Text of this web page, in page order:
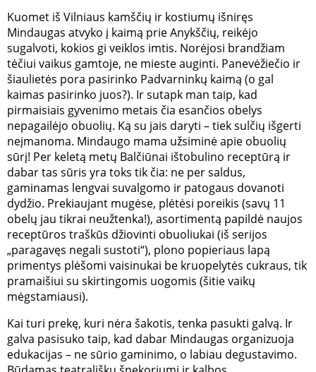
Kuomet iš Vilniaus kamščių ir kostiumų išniręs
Mindaugas atvyko į kaimą prie Anykščių, reikėjo
sugalvoti, kokios gi veiklos imtis. Norėjosi brandžiam
tėčiui vaikus gamtoje, ne mieste auginti. Panevėžiečio ir
šiaulietės pora pasirinko Padvarninkų kaimą (o gal
kaimas pasirinko juos?). Ir sutapk man taip, kad
pirmaisiais gyvenimo metais čia esančios obelys
nepagailėjo obuolių. Ką su jais daryti – tiek sulčių išgerti
neįmanoma. Mindaugo mama užsiminė apie obuolių
sūrį! Per keletą metų Balčiūnai ištobulino receptūrą ir
dabar tas sūris yra toks tik čia: ne per saldus,
gaminamas lengvai suvalgomo ir patogaus dovanoti
dydžio. Prekiaujant mugėse, plėtėsi poreikis (savų 11
obelų jau tikrai neužtenka!), asortimentą papildė naujos
receptūros traškūs džiovinti obuoliukai (iš serijos
„paragavęs negali sustoti“), plono popieriaus lapą
primentys plėšomi vaisinukai be kruopelytės cukraus, tik
pramaišiui su skirtingomis uogomis (šitie vaikų
mėgstamiausi).
Kai turi prekę, kuri nėra šakotis, tenka pasukti galvą. Ir
galva pasisuko taip, kad dabar Mindaugas organizuoja
edukacijas – ne sūrio gaminimo, o labiau degustavimo.